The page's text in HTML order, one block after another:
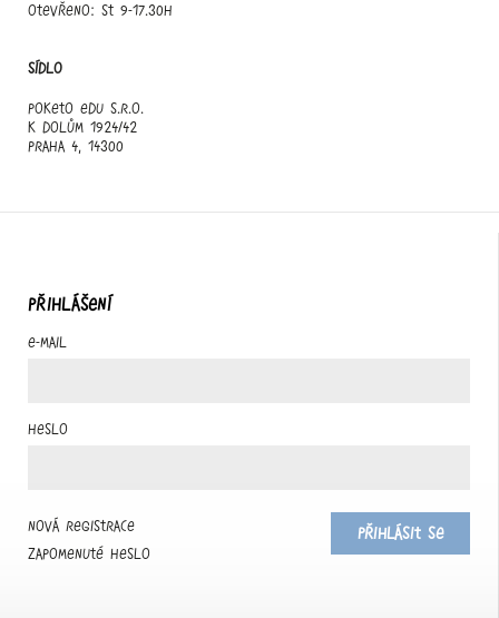
otevřeno: st 9-17.30h
Sídlo
Poketo edu s.r.o.
K Dolům 1924/42
Praha 4, 14300
PŘIHLÁŠENÍ
E-mail
Heslo
Přihlásit se
Nová registrace
Zapomenuté heslo